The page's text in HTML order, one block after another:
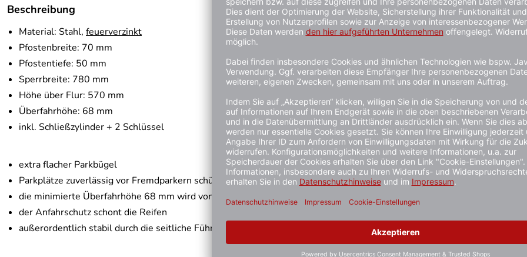
Beschreibung
Material: Stahl, feuerverzinkt
Pfostenbreite: 70 mm
Pfostentiefe: 50 mm
Sperrbreite: 780 mm
Höhe über Flur: 570 mm
Überfahrhöhe: 68 mm
inkl. Schließzylinder + 2 Schlüssel
extra flacher Parkbügel
Parkplätze zuverlässig vor Fremdparkern schützen
die minimierte Überfahrhöhe 68 mm wird von allen Fahrzeugen mühelos überfahren
der Anfahrschutz schont die Reifen
außerordentlich stabil durch die seitliche Führung des Oberteils